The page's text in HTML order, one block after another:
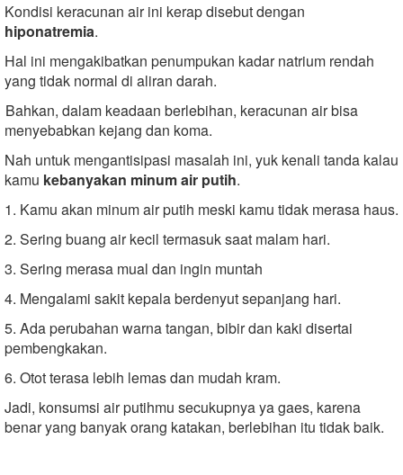
Kondisi keracunan air ini kerap disebut dengan
hiponatremia.
Hal ini mengakibatkan penumpukan kadar natrium rendah
yang tidak normal di aliran darah.
Bahkan, dalam keadaan berlebihan, keracunan air bisa
menyebabkan kejang dan koma.
Nah untuk mengantisipasi masalah ini, yuk kenali tanda kalau
kamu kebanyakan minum air putih.
1. Kamu akan minum air putih meski kamu tidak merasa haus.
2. Sering buang air kecil termasuk saat malam hari.
3. Sering merasa mual dan ingin muntah
4. Mengalami sakit kepala berdenyut sepanjang hari.
5. Ada perubahan warna tangan, bibir dan kaki disertai
pembengkakan.
6. Otot terasa lebih lemas dan mudah kram.
Jadi, konsumsi air putihmu secukupnya ya gaes, karena
benar yang banyak orang katakan, berlebihan itu tidak baik.